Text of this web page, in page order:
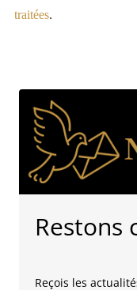
traitées.
Restons
Reçois les